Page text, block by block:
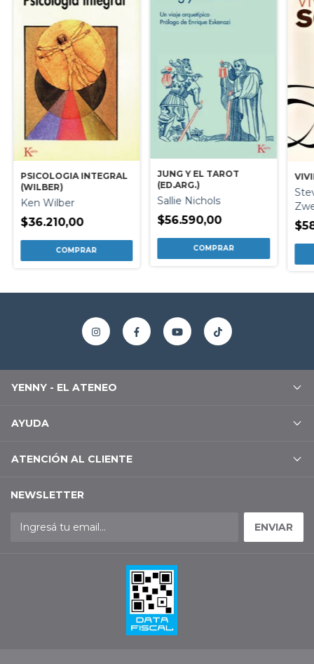
PSICOLOGIA INTEGRAL
(WILBER)
Ken Wilber
$36.210,00
JUNG Y EL TAROT
(ED.ARG.)
Sallie Nichols
$56.590,00
YENNY - EL ATENEO
AYUDA
ATENCIÓN AL CLIENTE
NEWSLETTER